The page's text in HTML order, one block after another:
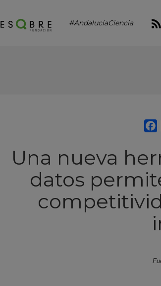
#AndalucíaCiencia
Una nueva
datos